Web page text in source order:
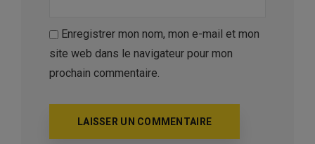
Enregistrer mon nom, mon e-mail et mon
site web dans le navigateur pour mon
prochain commentaire.